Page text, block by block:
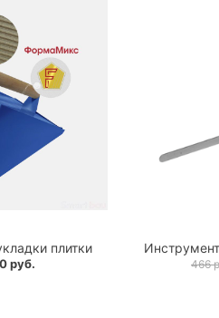
плитки
руб. 466